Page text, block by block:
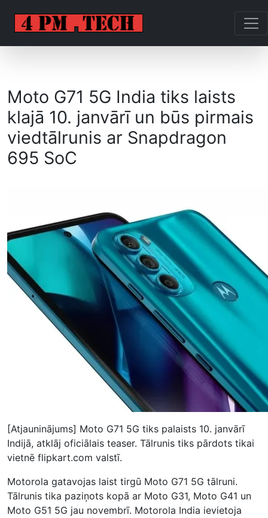
Moto G71 5G India tiks laists
klajā 10. janvārī un būs pirmais
viedtālrunis ar Snapdragon
695 SoC
[Atjauninājums] Moto G71 5G tiks palaists 10. janvārī
Indijā, atklāj oficiālais teaser. Tālrunis tiks pārdots tikai
vietnē flipkart.com valstī.
Motorola gatavojas laist tirgū Moto G71 5G tālruni.
Tālrunis tika paziņots kopā ar Moto G31, Moto G41 un
Moto G51 5G jau novembrī. Motorola India ievietoja